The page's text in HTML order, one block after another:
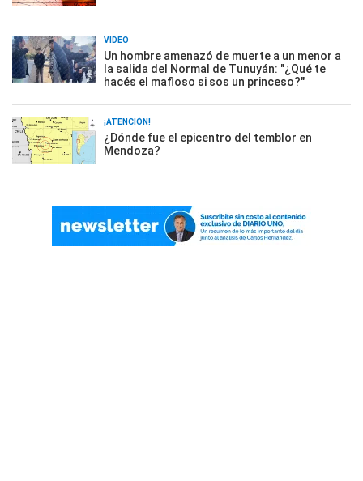
VIDEO
Un hombre amenazó de muerte a un menor a
la salida del Normal de Tunuyán: "¿Qué te
hacés el mafioso si sos un princeso?"
¡ATENCIÓN!
¿Dónde fue el epicentro del temblor en
Mendoza?